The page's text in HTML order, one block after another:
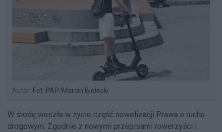
Autor: Fot. PAP/Marcin Bielecki
W środę weszła w życie część nowelizacji Prawa o ruchu
drogowym. Zgodnie z nowymi przepisami rowerzyści i